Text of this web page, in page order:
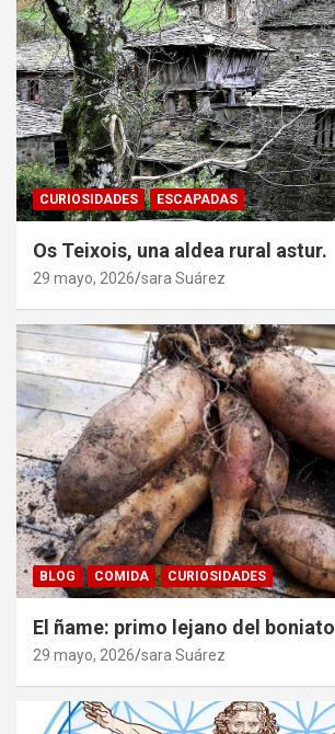
CURIOSIDADES ESCAPADAS
Os Teixois, una aldea rural astur.
29 mayo, 2026 sara Suárez
BLOG COMIDA CURIOSIDADES
El ñame: primo lejano del boniato
29 mayo, 2026 sara Suárez